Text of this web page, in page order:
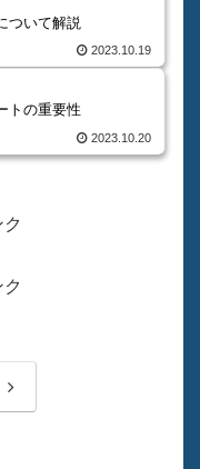
ついて解説
2023.10.19
トの重要性
2023.10.20
次